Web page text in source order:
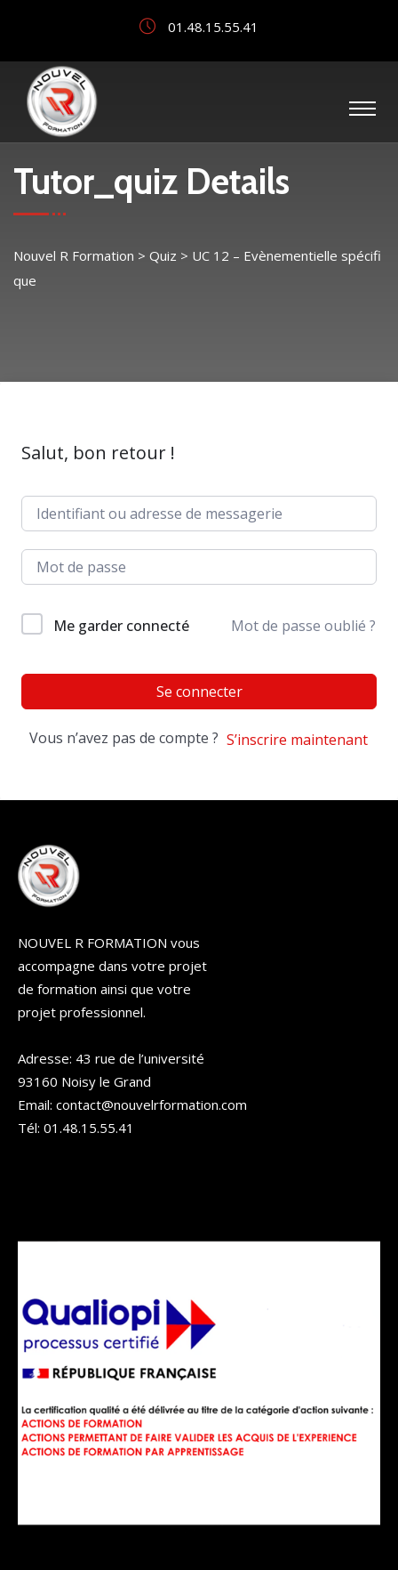
01.48.15.55.41
Tutor_quiz Details
Nouvel R Formation > Quiz > UC 12 – Evènementielle spécifi
que
Salut, bon retour !
Me garder connecté Mot de passe oublié ?
Se connecter
Vous n’avez pas de compte ? S’inscrire maintenant
NOUVEL R FORMATION vous
accompagne dans votre projet
de formation ainsi que votre
projet professionnel.
Adresse: 43 rue de l’université
93160 Noisy le Grand
Email: contact@nouvelrformation.com
Tél: 01.48.15.55.41